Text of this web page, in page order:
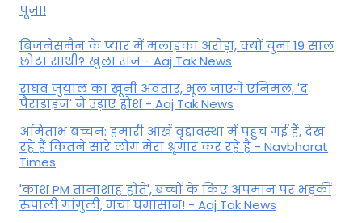
पूजा!
बिजनेसमैन के प्यार में मलाइका अरोड़ा, क्यों चुना 19 साल
छोटा साथी? खुला राज - Aaj Tak News
राघव जुयाल का खूनी अवतार, भूल जाएंगे एनिमल, 'द
पैराडाइज' ने उड़ाए होश - Aaj Tak News
अमिताभ बच्चन: हमारी आंखें वृद्दावस्था में पहुंच गई हैं, देख
रहे हैं कितने सारे लोग मेरा श्रृंगार कर रहे हैं - Navbharat
Times
'काश PM तानाशाह होते', बच्चों के किए अपमान पर भड़कीं
रुपाली गांगुली, मचा घमासान! - Aaj Tak News